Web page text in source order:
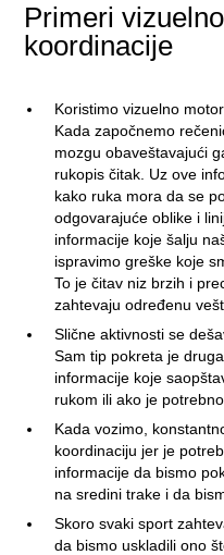
Primeri
koordinacije
Koristimo vizuelno
Kada započnemo
mozgu obaveštavajući
rukopis čitak. Uz ove
kako ruka mora da se
odgovarajuće oblike i
informacije koje šalju
ispravimo greške koje
To je čitav niz brzih i
zahtevaju određenu
Slične aktivnosti se
Sam tip pokreta je
informacije koje
rukom ili ako je
Kada vozimo,
koordinaciju jer je
informacije da bismo
na sredini trake i da
Skoro svaki sport
da bismo uskladili ono